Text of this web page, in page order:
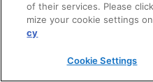
ユーザー登録サービス
WEB見積システム
of their services. Please
mize your cookie settings
cy
Cookie Settings